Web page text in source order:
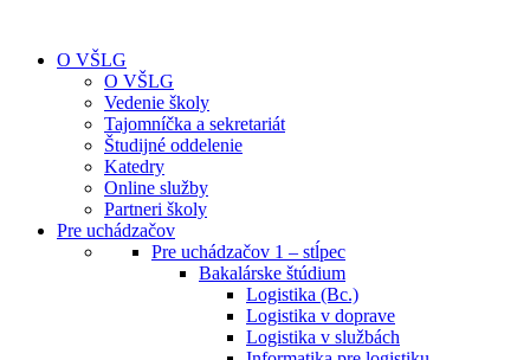
O VŠLG
O VŠLG
Vedenie školy
Tajomníčka a sekretariát
Študijné oddelenie
Katedry
Online služby
Partneri školy
Pre uchádzačov
Pre uchádzačov 1 – stĺpec
Bakalárske štúdium
Logistika (Bc.)
Logistika v doprave
Logistika v službách